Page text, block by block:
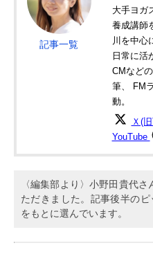
記事一覧
大手ヨガ
養成講師
川を中心
日常に活
CMなど
筆、 FM
動。
Ｘ(
YouTube
〈編集部より〉小野田貴代
ただきました。記事後半の
をもとに選んでいます。